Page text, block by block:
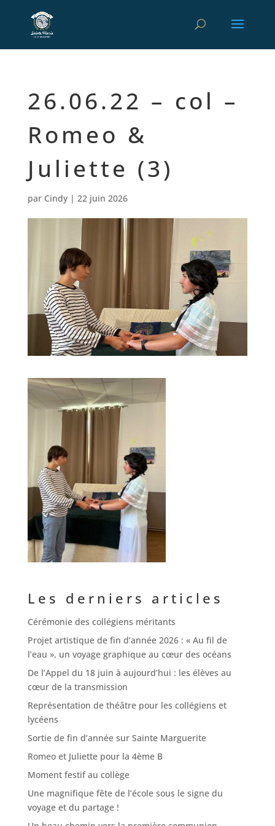
26.06.22 – col –
Romeo &
Juliette (3)
par Cindy| 22 juin 2026
Les derniers articles
Cérémonie des collégiens méritants
Projet artistique de fin d’année 2026 : « Au fil de
l’eau », un voyage graphique au cœur des océans
De l’Appel du 18 juin à aujourd’hui : les élèves au
cœur de la transmission
Représentation de théâtre pour les collégiens et
lycéens
Sortie de fin d’année sur Sainte Marguerite
Romeo et Juliette pour la 4ème B
Moment festif au collège
Une magnifique fête de l’école sous le signe du
voyage et du partage !